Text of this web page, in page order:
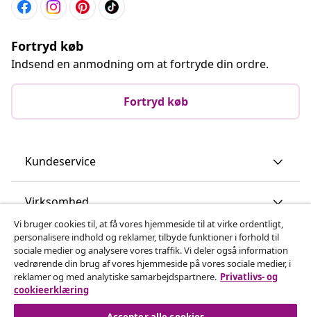
Fortryd køb
Indsend en anmodning om at fortryde din ordre.
Fortryd køb
Kundeservice
Virksomhed
vidaXL
Opdag mere
Vi bruger cookies til, at få vores hjemmeside til at virke ordentligt,
personalisere indhold og reklamer, tilbyde funktioner i forhold til
sociale medier og analysere vores traffik. Vi deler også information
vedrørende din brug af vores hjemmeside på vores sociale medier, i
reklamer og med analytiske samarbejdspartnere. Privatlivs- og
cookieerklæring